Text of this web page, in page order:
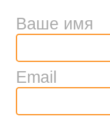
Ваше имя
Email